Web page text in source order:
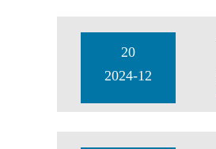
20
2024-12